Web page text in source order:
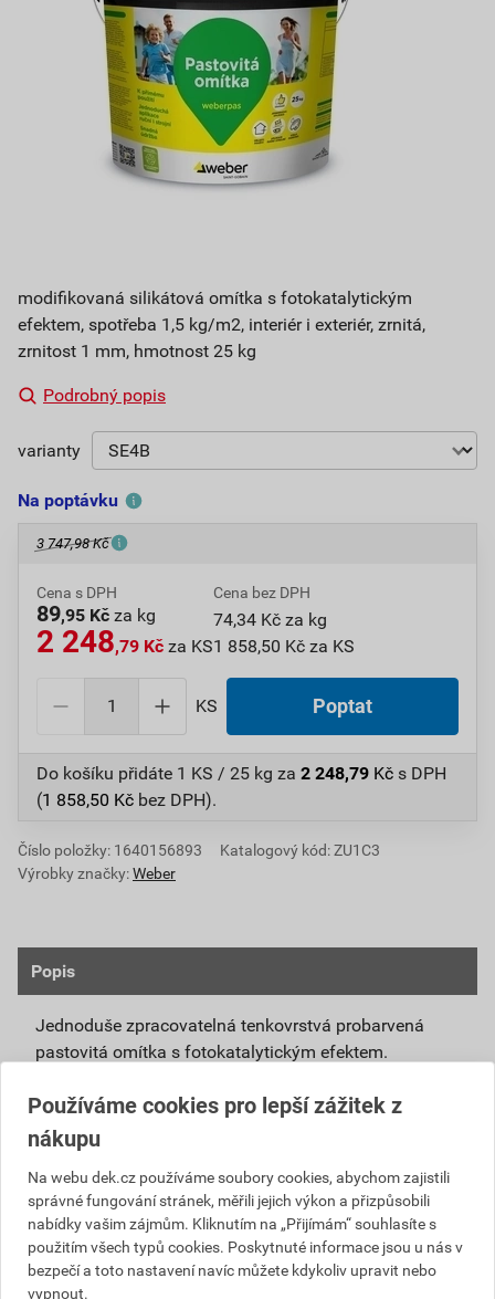
modifikovaná silikátová omítka s fotokatalytickým
efektem, spotřeba 1,5 kg/m2, interiér i exteriér, zrnitá,
zrnitost 1 mm, hmotnost 25 kg
Podrobný popis
varianty
Na poptávku
3 747,98 Kč
Cena s DPH
89,95 Kč za kg
2 248,79 Kč za KS
Cena bez DPH
74,34 Kč za kg
1 858,50 Kč za KS
KS Poptat
Do košíku přidáte 1 KS / 25 kg za 2 248,79 Kč s DPH
(1 858,50 Kč bez DPH).
Číslo položky: 1640156893
Katalogový kód: ZU1C3
Výrobky značky:Weber
Popis
Jednoduše zpracovatelná tenkovrstvá probarvená
pastovitá omítka s fotokatalytickým efektem.
Připravená k přímému použití se systémovou
penetrací weberpas podklad UNI nebo weberpas
podklad S.
Díky modifikovanému silikátovému pojivu má
omítka weberpas extraClean active vlastnosti
blízké silikátové omítce, není však tak citlivá na
klimatické podmínky při zpracování a zrání.
Unikátní receptura omítky weberpas extraClean
Používáme cookies pro lepší zážitek z
nákupu
Na webu dek.cz používáme soubory cookies, abychom zajistili
správné fungování stránek, měřili jejich výkon a přizpůsobili
nabídky vašim zájmům. Kliknutím na „Přijímám“ souhlasíte s
použitím všech typů cookies. Poskytnuté informace jsou u nás v
bezpečí a toto nastavení navíc můžete kdykoliv upravit nebo
vypnout.